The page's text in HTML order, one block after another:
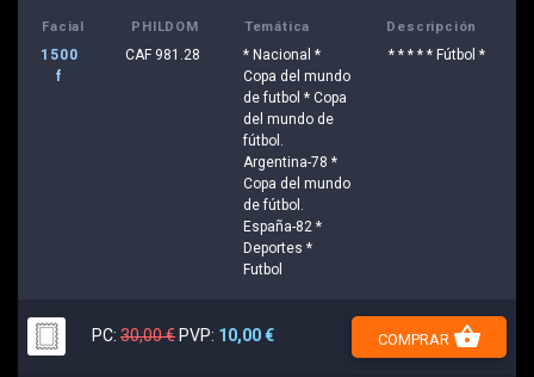
Facial PHILDOM Temática Descripción
1500
f
CAF 981.28
* Nacional *
Copa del mundo
de futbol * Copa
del mundo de
fútbol.
Argentina-78 *
Copa del mundo
de fútbol.
España-82 *
Deportes *
Futbol
* * * * * Fútbol *
PC: 30,00 € PVP: 10,00 € COMPRAR shopping_basket